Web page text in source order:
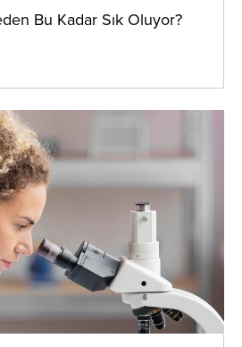
Bu Kadar Sık Oluyor?